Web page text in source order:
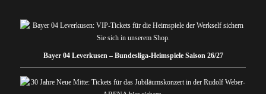
Bayer 04 Leverkusen – Bundesliga-Heimspiele Saison 26/27